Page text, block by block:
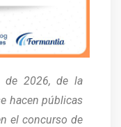
de 2026, de la
hacen públicas
el concurso de